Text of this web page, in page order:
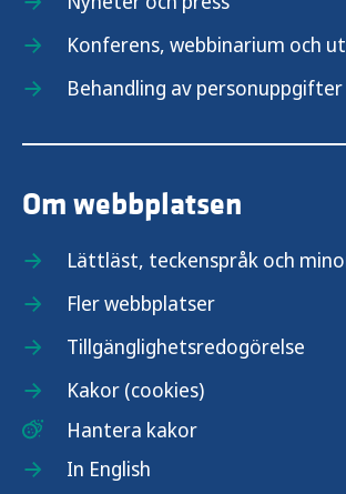
Konferens, webbinarium och
Behandling av personuppgifter
Om webbplatsen
Lättläst, teckenspråk och
Fler webbplatser
Tillgänglighetsredogörelse
Kakor (cookies)
Hantera kakor
In English